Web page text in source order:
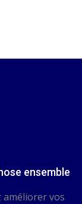
ensemble
améliorer vos